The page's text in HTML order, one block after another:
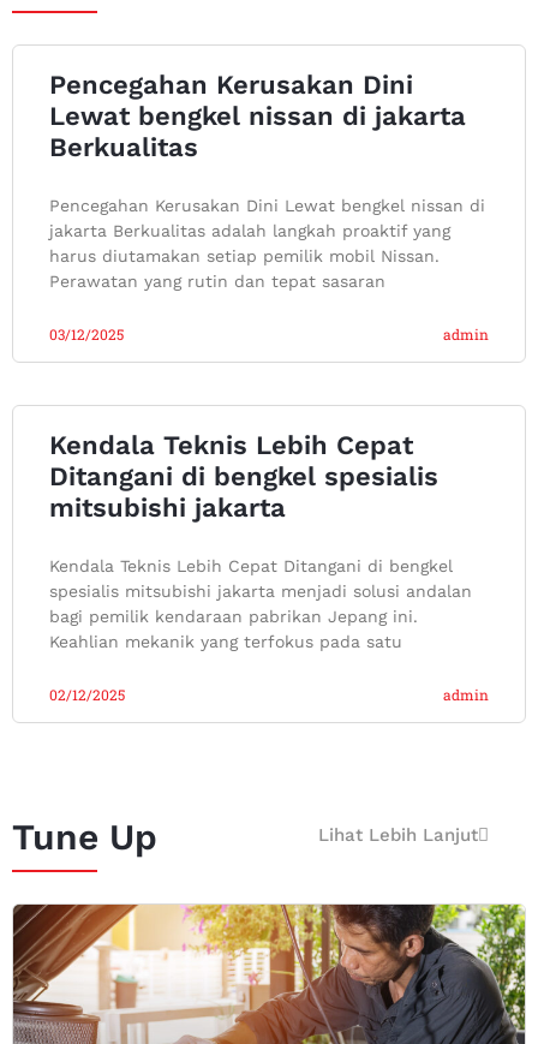
Pencegahan Kerusakan Dini
Lewat bengkel nissan di jakarta
Berkualitas
Pencegahan Kerusakan Dini Lewat bengkel nissan di
jakarta Berkualitas adalah langkah proaktif yang
harus diutamakan setiap pemilik mobil Nissan.
Perawatan yang rutin dan tepat sasaran
admin
03/12/2025
Kendala Teknis Lebih Cepat
Ditangani di bengkel spesialis
mitsubishi jakarta
Kendala Teknis Lebih Cepat Ditangani di bengkel
spesialis mitsubishi jakarta menjadi solusi andalan
bagi pemilik kendaraan pabrikan Jepang ini.
Keahlian mekanik yang terfokus pada satu
admin
02/12/2025
Tune Up Lihat Lebih Lanjut